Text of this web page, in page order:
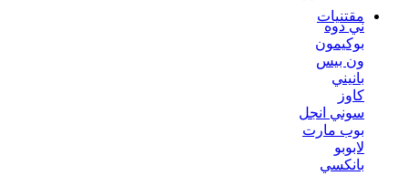
مقتنيات
ني دوه
بوكيمون
ون بيس
بانيني
كاوز
سوني انجل
بوب مارت
لابوبو
بانكسي